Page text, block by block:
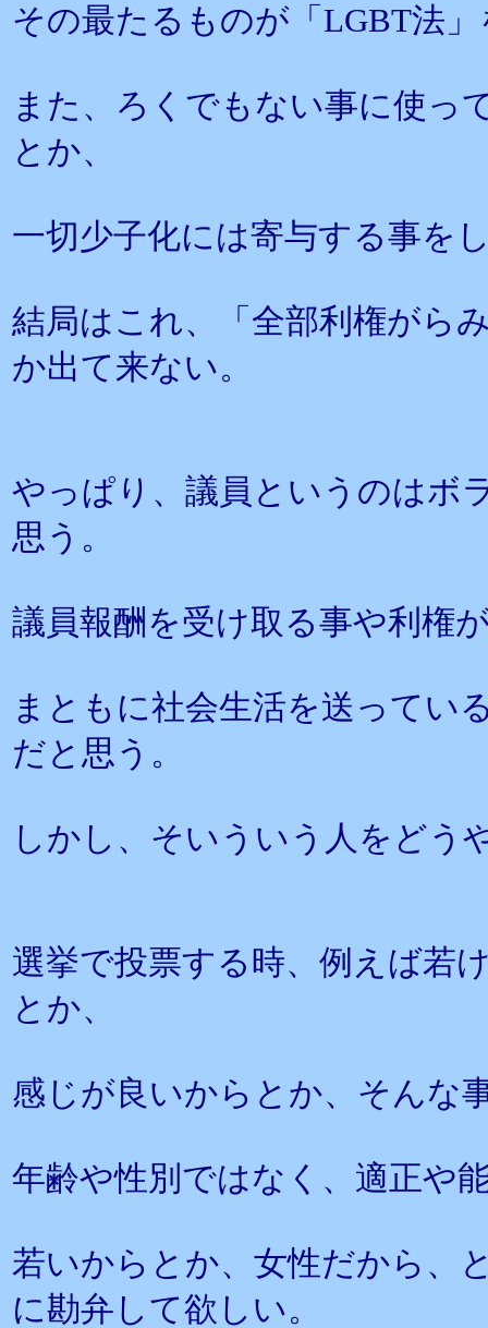
その最たるものが「LGBT法
また、ろくでもない事に使っ
とか、
一切少子化には寄与する事を
結局はこれ、「全部利権がら
か出て来ない。
やっぱり、議員というのはボ
思う。
議員報酬を受け取る事や利権
まともに社会生活を送ってい
だと思う。
しかし、そいういう人をどう
選挙で投票する時、例えば若
とか、
感じが良いからとか、そんな
年齢や性別ではなく、適正や
若いからとか、女性だから、
に勘弁して欲しい。